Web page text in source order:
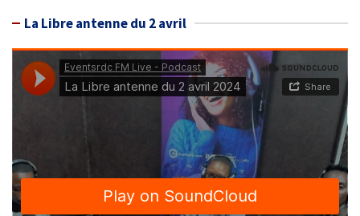
La Libre antenne du 2 avril